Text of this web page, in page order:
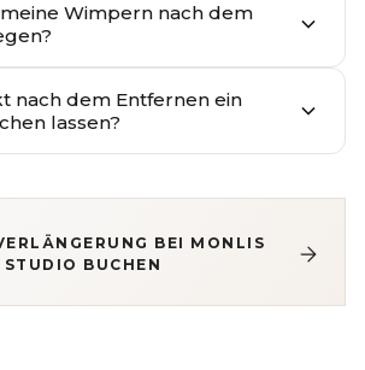
Wimpern nach dem
nach dem Entfernen ein
lassen?
BEI MONLIS
STUDIO BUCHEN